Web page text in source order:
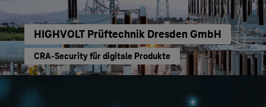
HIGHVOLT Prüftechnik Dresden GmbH
CRA-Security für digitale Produkte